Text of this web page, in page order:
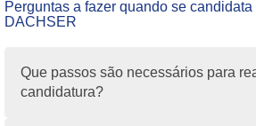
Perguntas a fazer quando se
DACHSER
Que passos são necessários para
candidatura?